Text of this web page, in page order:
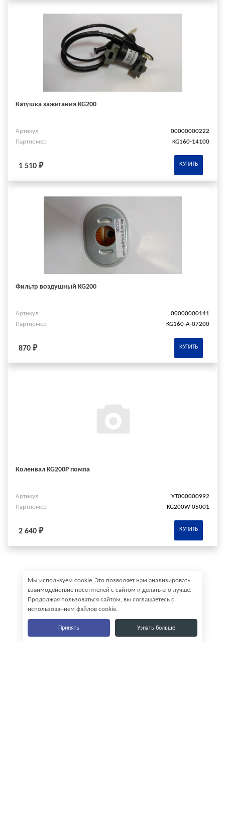
Катушка зажигания KG200
Артикул
00000000222
Партномер
KG160-14100
1 510 ₽ КУПИТЬ
Фильтр воздушный KG200
Артикул
00000000141
Партномер
KG160-A-07200
870 ₽ КУПИТЬ
Коленвал KG200P помпа
Артикул
УТ000000992
Партномер
KG200W-05001
2 640 ₽ КУПИТЬ
Мы используем cookie. Это позволяет нам анализировать
взаимодействие посетителей с сайтом и делать его лучше.
Продолжая пользоваться сайтом, вы соглашаетесь с
использованием файлов cookie.
Принять Узнать больше